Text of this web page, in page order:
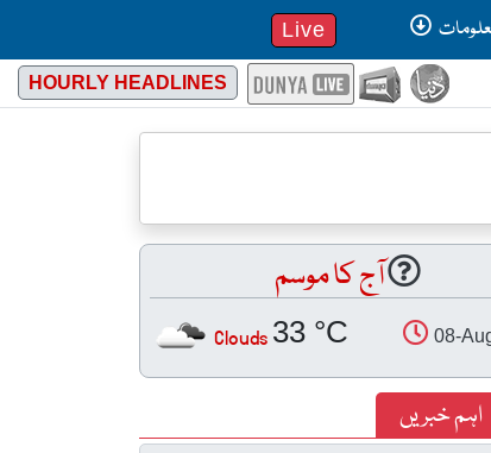
Live
HOURLY HEADLINES
آج کا موسم
08-
33 °C
Clouds
اہم خبریں